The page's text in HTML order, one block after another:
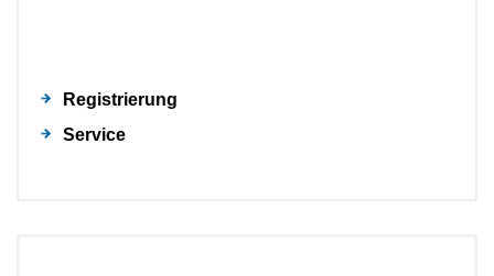
Registrierung
Service